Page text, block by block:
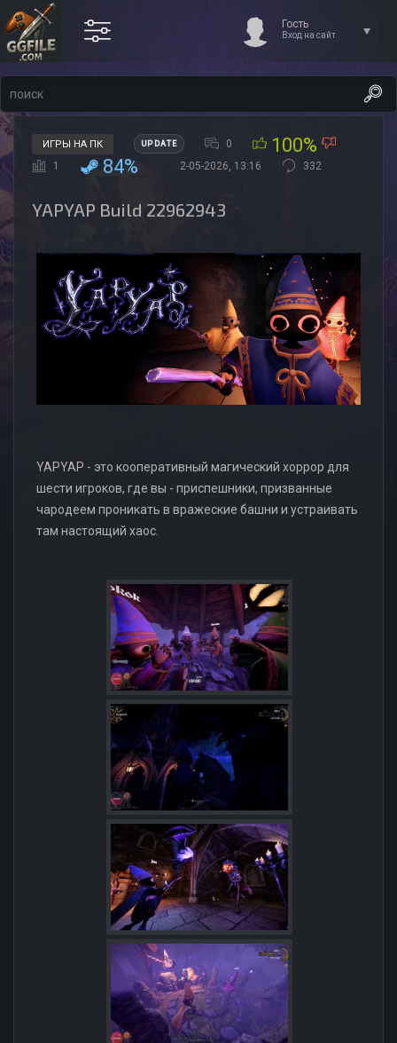
Гость
Вход на сайт
ИГРЫ НА ПК UPDATE 0 100%
1 84% 2-05-2026, 13:16 332
YAPYAP Build 22962943
YAPYAP - это кооперативный магический хоррор для
шести игроков, где вы - приспешники, призванные
чародеем проникать в вражеские башни и устраивать
там настоящий хаос.